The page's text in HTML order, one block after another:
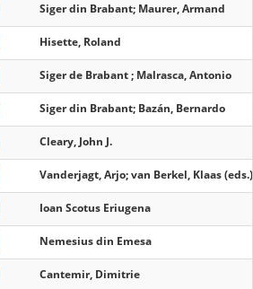
Siger din Brabant; Maurer, Armand
Hisette, Roland
Siger de Brabant ; Malrasca, Antonio
Siger din Brabant; Bazán, Bernardo
Cleary, John J.
Vanderjagt, Arjo; van Berkel, Klaas (eds.)
Ioan Scotus Eriugena
Nemesius din Emesa
Cantemir, Dimitrie